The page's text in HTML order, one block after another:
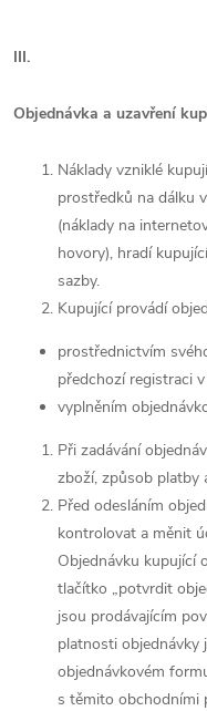
III.
Objednávka a uzavření
Náklady vzniklé
prostředků na dálku
(náklady na
hovory), hradí
sazby.
Kupující provádí
prostřednictvím
předchozí registraci
vyplněním
Při zadávání
zboží, způsob platby
Před odesláním
kontrolovat a měnit
Objednávku kupující
tlačítko „potvrdit
jsou prodávajícím
platnosti objednávky
objednávkovém
s těmito obchodními